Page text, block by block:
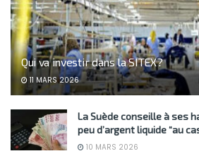
Qui va investir dans la SITEX?
11 MARS 2026
La Suède conseille à ses
peu d’argent liquide “au
10 MARS 2026